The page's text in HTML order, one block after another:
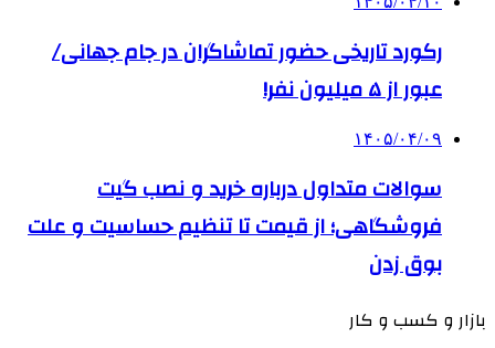
رکورد تاریخی حضور تماشاگران در جام جهانی/
عبور از ۵ میلیون نفر!
۱۴۰۵/۰۴/۰۹
سوالات متداول درباره خرید و نصب گیت
فروشگاهی؛ از قیمت تا تنظیم حساسیت و علت
بوق زدن
بازار و کسب و کار